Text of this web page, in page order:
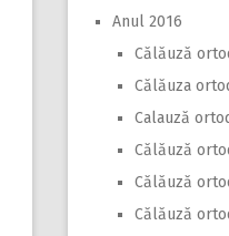
Anul 2016
Călăuză
Călăuza
Calauză
Călăuză
Călăuză
Călăuză